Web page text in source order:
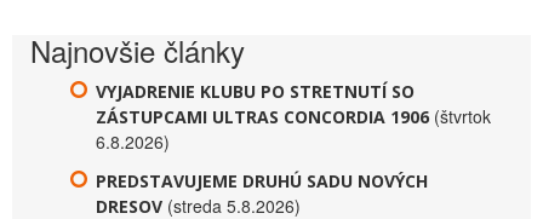
Najnovšie články
VYJADRENIE KLUBU PO STRETNUTÍ SO
ZÁSTUPCAMI ULTRAS CONCORDIA 1906 (štvrtok
6.8.2026)
PREDSTAVUJEME DRUHÚ SADU NOVÝCH
DRESOV (streda 5.8.2026)